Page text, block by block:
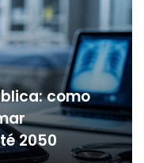
como
2050